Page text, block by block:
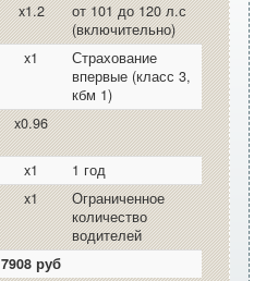
x1.2
от 101 до 120 л.с
(включительно)
x1
Страхование
впервые (класс 3,
кбм 1)
x0.96
x1
1 год
x1
Ограниченное
количество
водителей
7908 руб